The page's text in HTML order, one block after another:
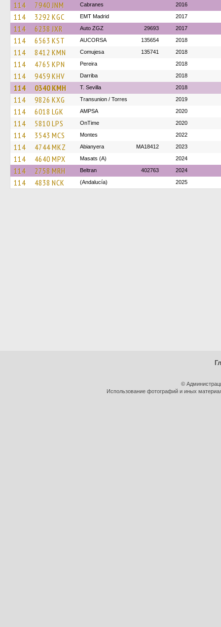
114 7940 JNM Cabranes 2016
114 3292 KGC EMT Madrid 2017
114 6238 JXR Auto ZGZ 29693 2017
114 6563 KST AUCORSA 135654 2018
114 8412 KMN Comujesa 135741 2018
114 4765 KPN Pereira 2018
114 9459 KHV Darriba 2018
114 0340 KMH T. Sevilla 2018
114 9826 KXG Transunion / Torres 2019
114 6018 LGK AMPSA 2020
114 5810 LPS OnTime 2020
114 3543 MCS Montes 2022
114 4744 MKZ Abianyera MA18412 2023
114 4640 MPX Masats (A) 2024
114 2758 MRH Beltran 402763 2024
114 4838 NCK (Andalucía) 2025
©
Использование фотографий и иных